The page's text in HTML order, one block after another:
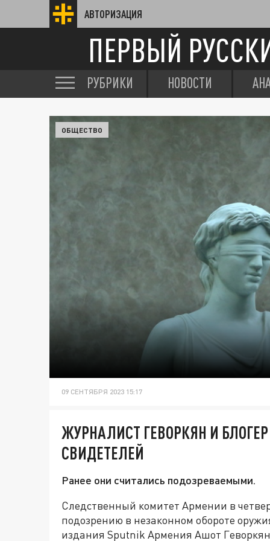
АВТОРИЗАЦИЯ
ПЕРВЫЙ
РУБРИКИ НОВОСТИ
ОБЩЕСТВО
09 СЕНТЯБРЯ 2023 15:17
ЖУРНАЛИСТ ГЕВОРКЯН И
СВИДЕТЕЛЕЙ
Ранее они считались подозреваемыми.
Следственный комитет Армении в
подозрению в незаконном обороте
издания Sputnik Армения Ашот